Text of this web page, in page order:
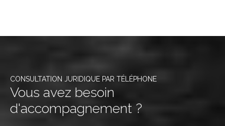
CONSULTATION JURIDIQUE PAR TÉLÉPHONE
Vous avez besoin
d'accompagnement ?